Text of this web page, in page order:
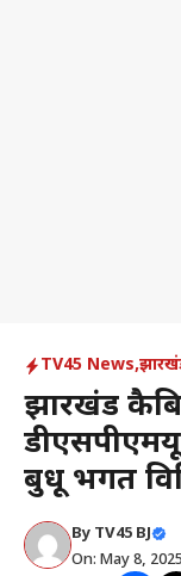
TV45 News,
झारखंड
बुधू भगत
By TV45 BJ
On: May 8,